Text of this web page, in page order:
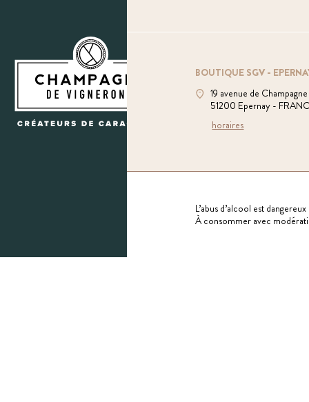
BOUTIQUE SGV -
19 avenue de Champagne
51200 Epernay -
horaires
L’abus d’alcool est
À consommer avec